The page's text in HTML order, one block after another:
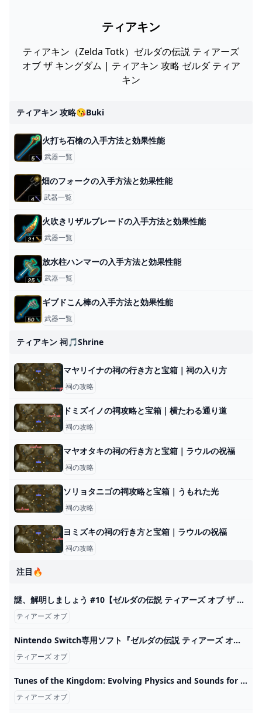
ティアキン
ティアキン（Zelda Totk）ゼルダの伝説 ティアーズ
オブ ザ キングダム | ティアキン 攻略 ゼルダ ティア
キン
ティアキン 攻略😘buki
火打ち石槍の入手方法と効果性能
武器一覧
畑のフォークの入手方法と効果性能
武器一覧
火吹きリザルブレードの入手方法と効果性能
武器一覧
放水柱ハンマーの入手方法と効果性能
武器一覧
ギブドこん棒の入手方法と効果性能
武器一覧
ティアキン 祠🎵shrine
マヤリイナの祠の行き方と宝箱｜祠の入り方
祠の攻略
ドミズイノの祠攻略と宝箱｜横たわる通り道
祠の攻略
マヤオタキの祠の行き方と宝箱｜ラウルの祝福
祠の攻略
ソリョタニゴの祠攻略と宝箱｜うもれた光
祠の攻略
ヨミズキの祠の行き方と宝箱｜ラウルの祝福
祠の攻略
注目🔥
謎、解明しましょう #10【ゼルダの伝説 ティアーズ オブ ザ キングダム】 - YouTube
ティアーズ オブ
Nintendo Switch専用ソフト『ゼルダの伝説 ティアーズ オブ ザ キングダム』の発売時期に合わせて登場した一番くじの再販売が決定！｜ローソン公式サイト
ティアーズ オブ
Tunes of the Kingdom: Evolving Physics and Sounds for ‘The Legend of Zelda: Tears of the Kingdom’ - GDC 2024で任天堂による『ゼルダの伝説 ティアーズ オブ ザ キングダム』の講演映像が公開！全て物理で動かす世界！広大な世界の音響設計とは！？
ティアーズ オブ